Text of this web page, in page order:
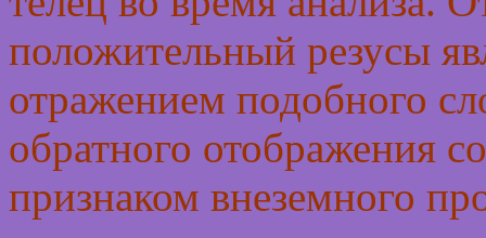
положительный резусы
отражением подобного
обратного отображения
признаком внеземного